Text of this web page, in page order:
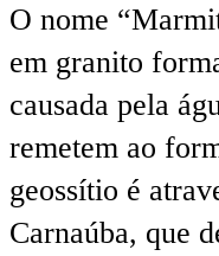
O nome
em granito
causada pela
remetem ao
geossítio é
Carnaúba, que